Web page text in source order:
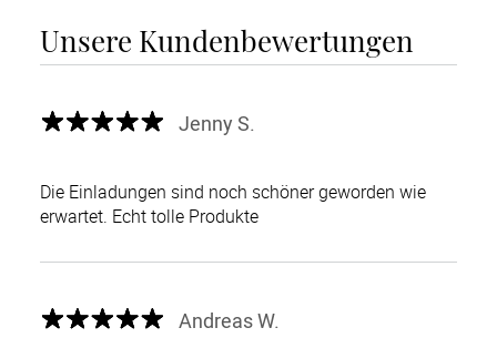
Unsere Kundenbewertungen
Jenny S.
Die Einladungen sind noch schöner geworden wie
erwartet. Echt tolle Produkte
Andreas W.